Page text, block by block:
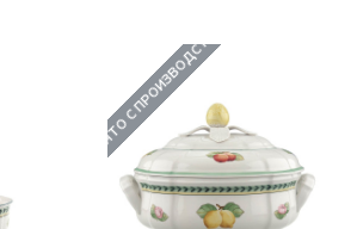
СНЯТО С ПРОИЗВОДСТВА